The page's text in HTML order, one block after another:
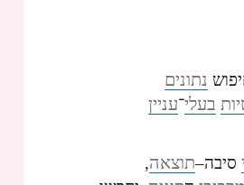
נתונים
בעלי־עניין
סיבה–תוצאה,